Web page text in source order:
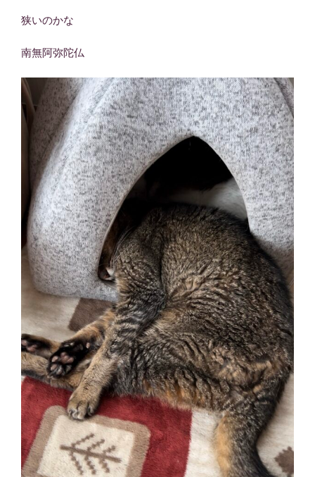
狭いのかな
南無阿弥陀仏